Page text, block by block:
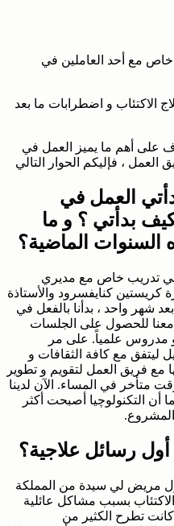
خاص مع أحد العاملين في
الاكتئاب و اضطرابات ما بعد
على أهم ما يميز العمل في
، فإليكم الحوار التالي
بدأتي العمل في
بدأتي ؟ و ما
السنوات الماضية؟
تدريب خاص مع مديري
كريستين كنايفسرود والأستاذة
شهر واحد ، بدأنا بالفعل في
معنا للحصول على الجلسات
مدروس علمياً. على مر
ليتفق مع كافة الثقافات و
فريق العمل لتقويم و تطوير
متأخر في المساء. الآن لدينا
التكنولوچيا أصبحت أكثر
المشروع.
رسائل علاجية؟
أول مريض لي سيدة من المملكة
بسبب مشاكل عائلية
تطرح الكثير من